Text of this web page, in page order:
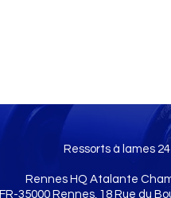
Ressorts à lames 24
Rennes HQ Atalante
FR-35000 Rennes, 18 Rue du